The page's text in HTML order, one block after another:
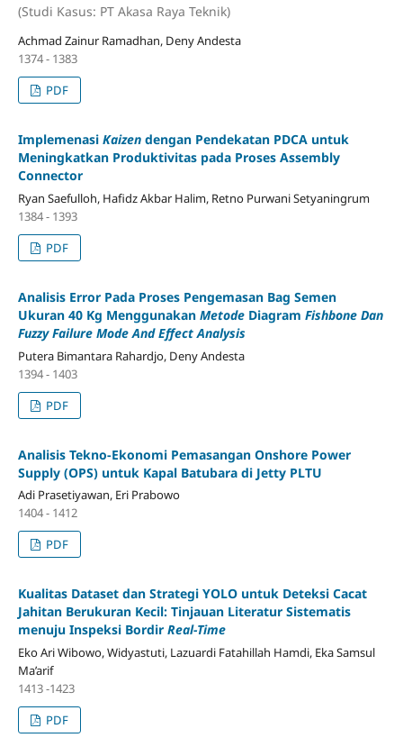
(Studi Kasus: PT Akasa Raya Teknik)
Achmad Zainur Ramadhan, Deny Andesta
1374 - 1383
PDF
Implemenasi Kaizendengan Pendekatan PDCA untuk
Meningkatkan Produktivitas pada Proses Assembly
Connector
Ryan Saefulloh, Hafidz Akbar Halim, Retno Purwani Setyaningrum
1384 - 1393
PDF
Analisis Error Pada Proses Pengemasan Bag Semen
Ukuran 40 Kg Menggunakan Metode Diagram Fishbone Dan
Fuzzy Failure Mode And Effect Analysis
Putera Bimantara Rahardjo, Deny Andesta
1394 - 1403
PDF
Analisis Tekno-Ekonomi Pemasangan Onshore Power
Supply (OPS) untuk Kapal Batubara di Jetty PLTU
Adi Prasetiyawan, Eri Prabowo
1404 - 1412
PDF
Kualitas Dataset dan Strategi YOLO untuk Deteksi Cacat
Jahitan Berukuran Kecil: Tinjauan Literatur Sistematis
menuju Inspeksi Bordir Real-Time
Eko Ari Wibowo, Widyastuti, Lazuardi Fatahillah Hamdi, Eka Samsul
Ma’arif
1413 -1423
PDF